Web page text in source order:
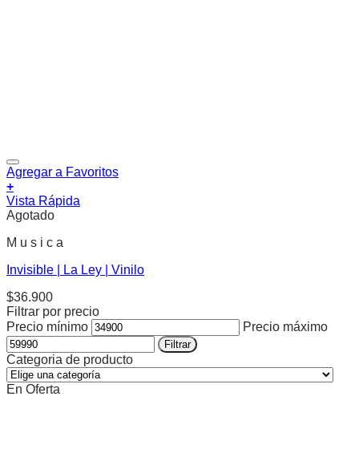
Agregar a Favoritos
+
Vista Rápida
Agotado
M u s i c a
Invisible | La Ley | Vinilo
$36.900
Filtrar por precio
Precio mínimo
Precio máximo
Filtrar
Categoria de producto
En Oferta